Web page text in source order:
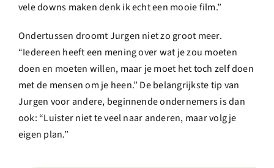
vele downs maken denk ik echt een mooie film.”
Ondertussen droomt Jurgen niet zo groot meer.
“Iedereen heeft een mening over wat je zou moeten
doen en moeten willen, maar je moet het toch zelf doen
met de mensen om je heen.” De belangrijkste tip van
Jurgen voor andere, beginnende ondernemers is dan
ook: “Luister niet te veel naar anderen, maar volg je
eigen plan.”